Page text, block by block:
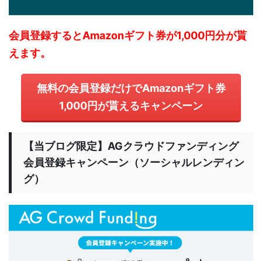
会員登録するとAmazonギフト券が1,000円分が貰
えます。
無料の会員登録だけでAmazonギフト券
1,000円が貰えるキャンペーン
【当ブログ限定】AGクラウドファンディング
会員登録キャンペーン（ソーシャルレンディン
グ）